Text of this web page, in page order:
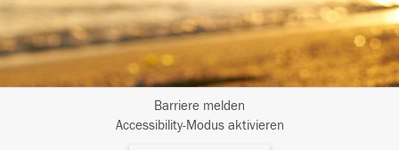
Barriere melden
Accessibility-Modus aktivieren